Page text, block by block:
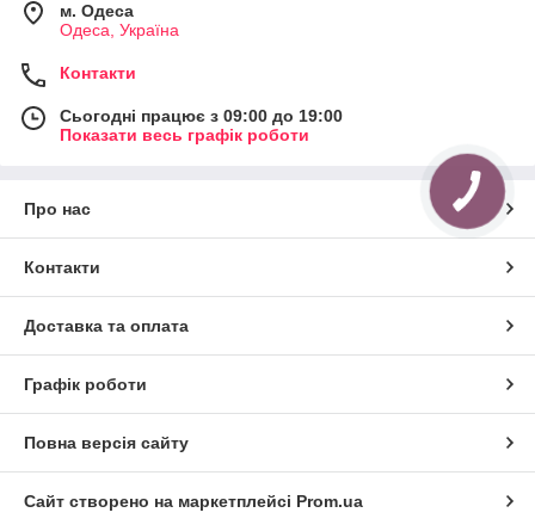
м. Одеса
Одеса, Україна
Контакти
Сьогодні працює з 09:00 до 19:00
Показати весь графік роботи
Про нас
Контакти
Доставка та оплата
Графік роботи
Повна версія сайту
Сайт створено на маркетплейсі Prom.ua